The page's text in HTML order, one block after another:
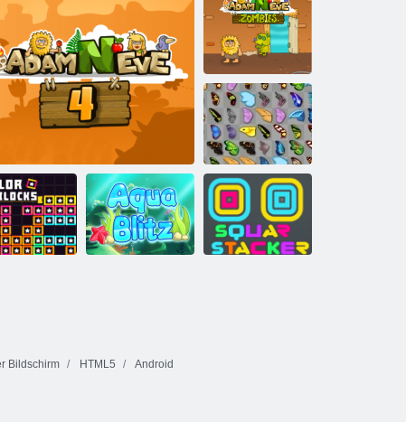
Adam und Eva:
Zombies
Schmetterlings
Kyodai
Bildschirm HTML5 Android